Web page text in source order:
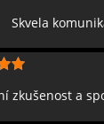
Skvela
zkušenost a